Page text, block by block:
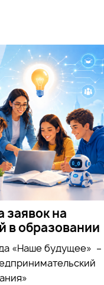
заявок на
в образовании
«Наше будущее» –